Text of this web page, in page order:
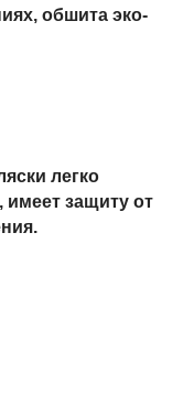
обшита эко-
легко
имеет защиту от